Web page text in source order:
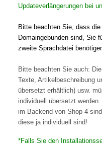
Updateverlängerungen bei
Bitte beachten Sie, dass
Domaingebunden sind, Sie
zweite Sprachdatei
Bitte beachten Sie auch:
Texte, Artikelbeschreibung
übersetzt erhältlich) usw.
individuell übersetzt
im Backend von Shop 4
diese ja individuell sind!
*Falls Sie den